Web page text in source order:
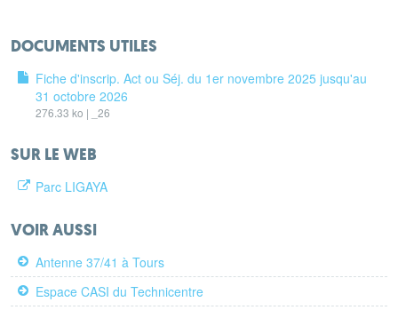
DOCUMENTS UTILES
Fiche d'inscrip. Act ou Séj. du 1er novembre 2025 jusqu'au
31 octobre 2026
276.33 ko | _26
SUR LE WEB
Parc LIGAYA
VOIR AUSSI
Antenne 37/41 à Tours
Espace CASI du Technicentre